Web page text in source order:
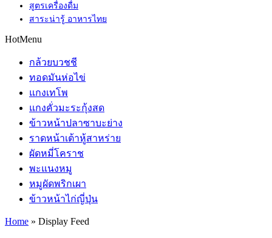
สูตรเครื่องดื่ม
สาระน่ารู้ อาหารไทย
HotMenu
กล้วยบวชชี
ทอดมันห่อไข่
แกงเทโพ
แกงคั่วมะระกุ้งสด
ข้าวหน้าปลาซาบะย่าง
ราดหน้าเต้าหู้สาหร่าย
ผัดหมี่โคราช
พะแนงหมู
หมูผัดพริกเผา
ข้าวหน้าไก่ญี่ปุ่น
Home » Display Feed